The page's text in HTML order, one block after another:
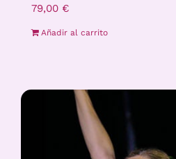
79,00 €
Añadir al carrito